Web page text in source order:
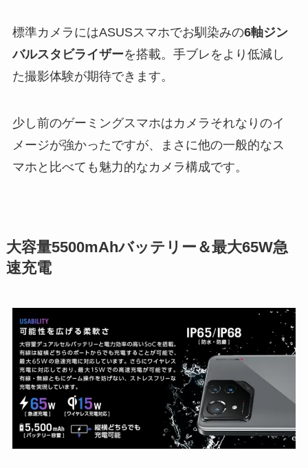
標準カメラにはASUSスマホでお馴染みの6軸ジン
バルスタビライザーを搭載。手ブレをより低減し
た撮影体験が期待できます。
少し前のゲーミングスマホはカメラそれなりのイ
メージが強かったですが、まさに他の一般的なス
マホと比べても魅力的なカメラ構成です。
大容量5500mAhバッテリー＆最大65W急
速充電